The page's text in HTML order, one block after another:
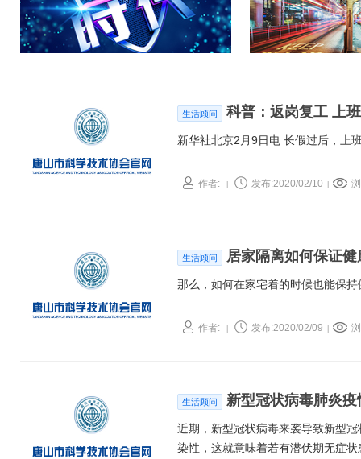
生活顾问 科普：返岗复工 上
新华社北京2月9日电 长假过后，上
作者: 发布:2020/02/10
生活顾问 居家隔离如何保证
那么，如何在家宅着的时候也能保持
作者: 发布:2020/02/09
生活顾问 新型冠状病毒肺炎
近期，新型冠状病毒来袭导致新型
染性，这就意味着若有潜伏期无症